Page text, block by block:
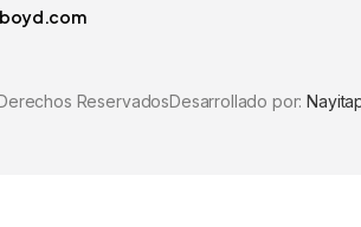
ReservadosDesarrollado por: